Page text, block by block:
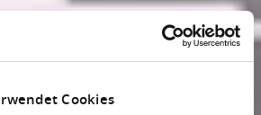
Cookies